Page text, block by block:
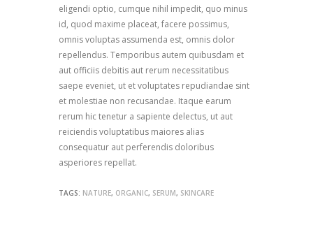
eligendi optio, cumque nihil impedit, quo minus
id, quod maxime placeat, facere possimus,
omnis voluptas assumenda est, omnis dolor
repellendus. Temporibus autem quibusdam et
aut officiis debitis aut rerum necessitatibus
saepe eveniet, ut et voluptates repudiandae sint
et molestiae non recusandae. Itaque earum
rerum hic tenetur a sapiente delectus, ut aut
reiciendis voluptatibus maiores alias
consequatur aut perferendis doloribus
asperiores repellat.
TAGS: NATURE, ORGANIC, SERUM, SKINCARE